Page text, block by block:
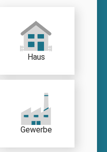
Haus
Gewerbe